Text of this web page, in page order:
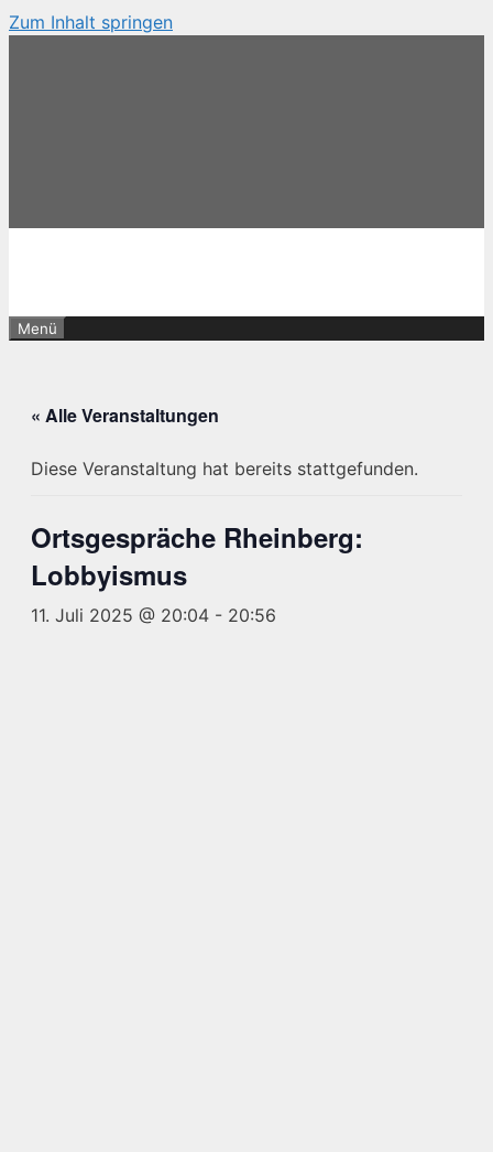
Zum Inhalt springen
Menü
« Alle Veranstaltungen
Diese Veranstaltung hat bereits stattgefunden.
Ortsgespräche Rheinberg:
Lobbyismus
11. Juli 2025 @ 20:04 - 20:56